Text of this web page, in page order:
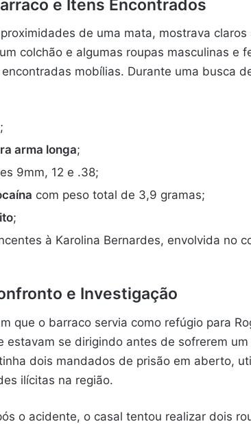
e Itens Encontrados
de uma mata, mostrava
colchão e algumas roupas masculinas e
mobílias. Durante uma busca
;
arma longa;
9mm, 12 e .38;
com peso total de 3,9 gramas;
;
à Karolina Bernardes, envolvida no
e Investigação
que o barraco servia como refúgio para
estavam se dirigindo antes de sofrerem
dois mandados de prisão em aberto,
ilícitas na região.
o acidente, o casal tentou realizar dois